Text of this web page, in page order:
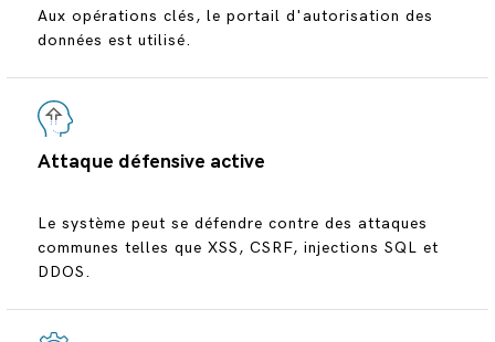
Aux opérations clés, le portail d'autorisation des
données est utilisé.
Attaque défensive active
Le système peut se défendre contre des attaques
communes telles que XSS, CSRF, injections SQL et
DDOS.